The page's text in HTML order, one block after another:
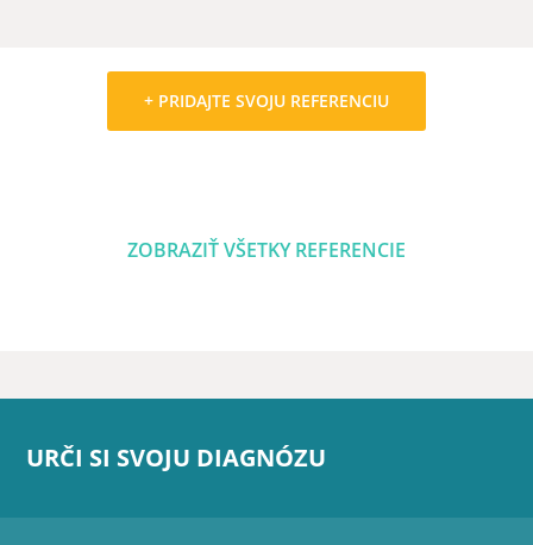
+ PRIDAJTE SVOJU REFERENCIU
ZOBRAZIŤ VŠETKY REFERENCIE
URČI SI SVOJU DIAGNÓZU